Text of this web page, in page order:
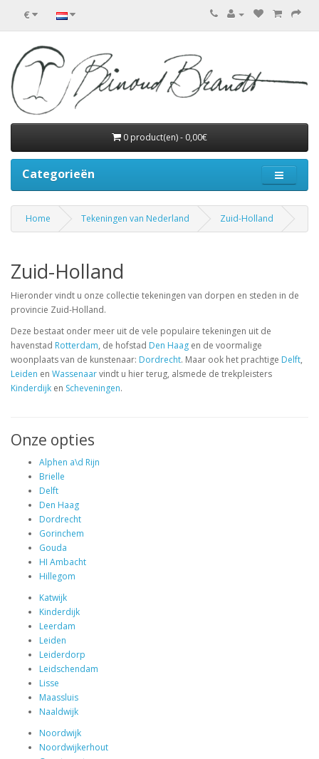
€
0 product(en) - 0,00€
Categorieën
Home Tekeningen van Nederland Zuid-Holland
Zuid-Holland
Hieronder vindt u onze collectie tekeningen van dorpen en steden in de
provincie Zuid-Holland.
Deze bestaat onder meer uit de vele populaire tekeningen uit de
havenstad Rotterdam, de hofstad Den Haag en de voormalige
woonplaats van de kunstenaar: Dordrecht. Maar ook het prachtige Delft,
Leiden en Wassenaarvindt u hier terug, alsmede de trekpleisters
Kinderdijk en Scheveningen.
Onze opties
Alphen a\d Rijn
Brielle
Delft
Den Haag
Dordrecht
Gorinchem
Gouda
HI Ambacht
Hillegom
Katwijk
Kinderdijk
Leerdam
Leiden
Leiderdorp
Leidschendam
Lisse
Maassluis
Naaldwijk
Noordwijk
Noordwijkerhout